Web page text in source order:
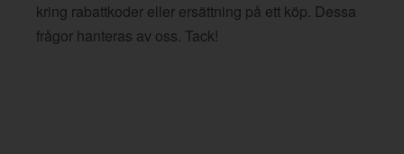
kring rabattkoder eller ersättning på ett köp. Dessa
frågor hanteras av oss. Tack!